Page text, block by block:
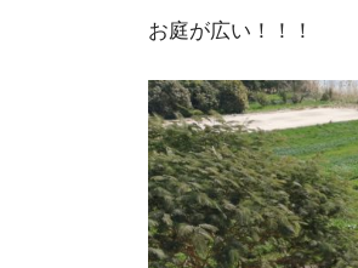
お庭が広い！！！